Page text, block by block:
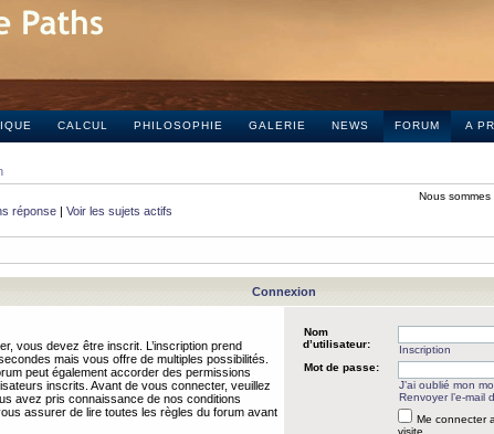
CALCUL PHILOSOPHIE GALERIE NEWS FORUM A
Nous
réponse | Voir les sujets actifs
Connexion
vous devez être inscrit. L’inscription prend
mais vous offre de multiples possibilités.
peut également accorder des permissions
inscrits. Avant de vous connecter, veuillez
avez pris connaissance de nos conditions
assurer de lire toutes les règles du forum avant
Nom
d’utilisateur:
Inscription
Mot de passe:
J’ai oublié mon
Renvoyer l’e-mail
Me connecter
visite